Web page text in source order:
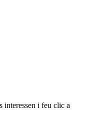
interessen i feu clic a